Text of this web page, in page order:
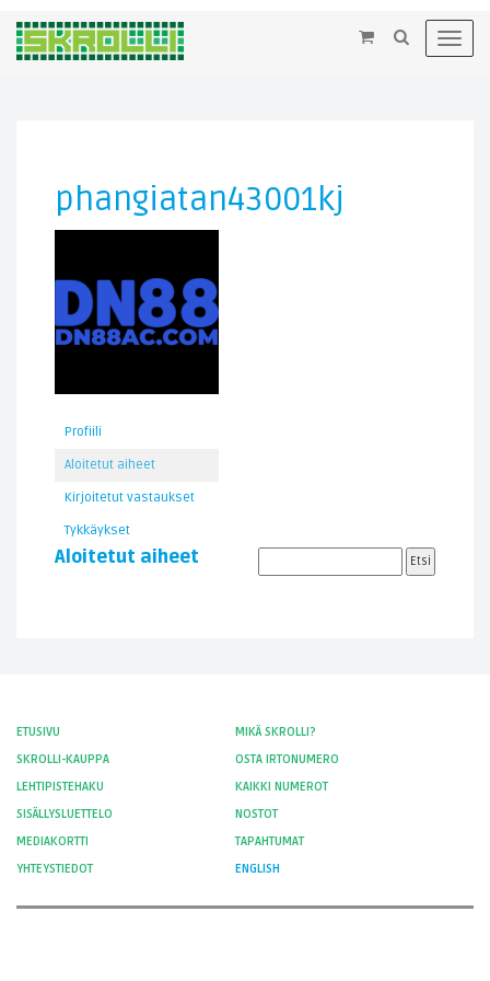
×
phangiatan43001kj
Profiili
Aloitetut aiheet
Kirjoitetut vastaukset
Tykkäykset
Aloitetut aiheet
ETUSIVU
MIKÄ SKROLLI?
SKROLLI-KAUPPA
OSTA IRTONUMERO
LEHTIPISTEHAKU
KAIKKI NUMEROT
SISÄLLYSLUETTELO
NOSTOT
MEDIAKORTTI
TAPAHTUMAT
YHTEYSTIEDOT
ENGLISH